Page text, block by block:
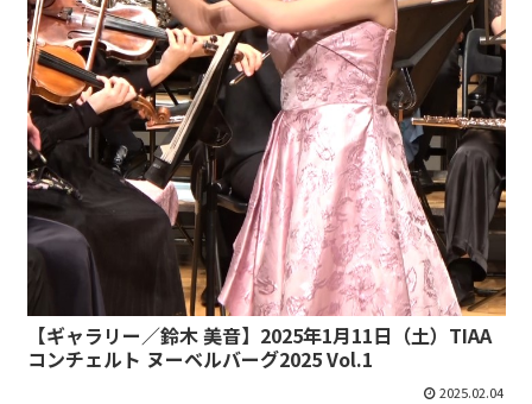
【ギャラリー／鈴木 美音】2025年1月11日（土）TIAA
コンチェルト ヌーベルバーグ2025 Vol.1
2025.02.04